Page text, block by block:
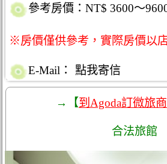
參考房價：NT$ 3600～
※房價僅供參考，實際房價以
E-Mail： 點我寄信
→【到Agoda訂微旅
合法旅館